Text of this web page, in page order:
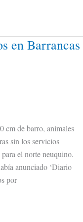
en Barrancas
cm de barro, animales
sin los servicios
el norte neuquino.
anunciado ‘Diario
por